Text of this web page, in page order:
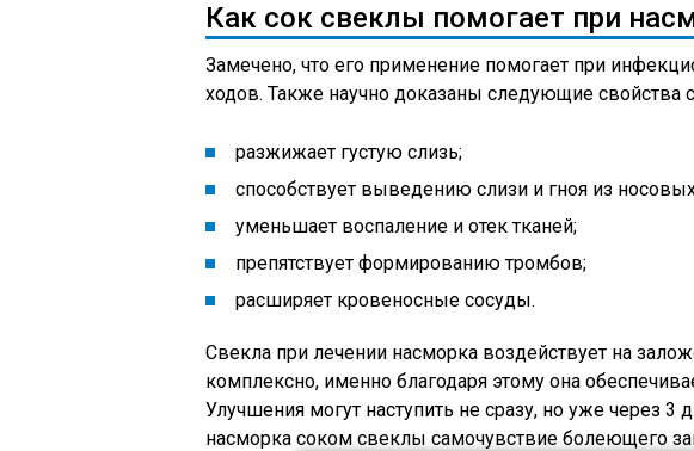
Как сок свеклы помогает при
Замечено, что его применение помогает при
ходов. Также научно доказаны следующие свойства
разжижает густую слизь;
способствует выведению слизи и гноя из
уменьшает воспаление и отек тканей;
препятствует формированию тромбов;
расширяет кровеносные сосуды.
Свекла при лечении насморка воздействует на
комплексно, именно благодаря этому она
Улучшения могут наступить не сразу, но уже через 3
насморка соком свеклы самочувствие болеющего